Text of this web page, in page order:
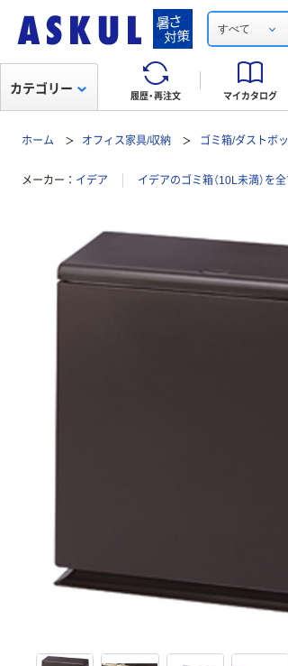
すべて
履歴・再注文 マイカタログ
カテゴリー
ホーム オフィス家具/収納 ゴミ箱/ダストボ
メーカー イデア イデアのゴミ箱（10L未満）を